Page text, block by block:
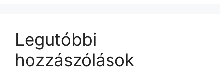
Legutóbbi
hozzászólások